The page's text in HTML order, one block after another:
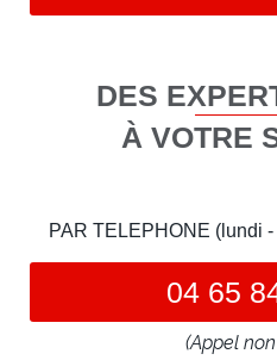
DES
À VOTRE
PAR TELEPHONE (lundi
04 65
(Appel